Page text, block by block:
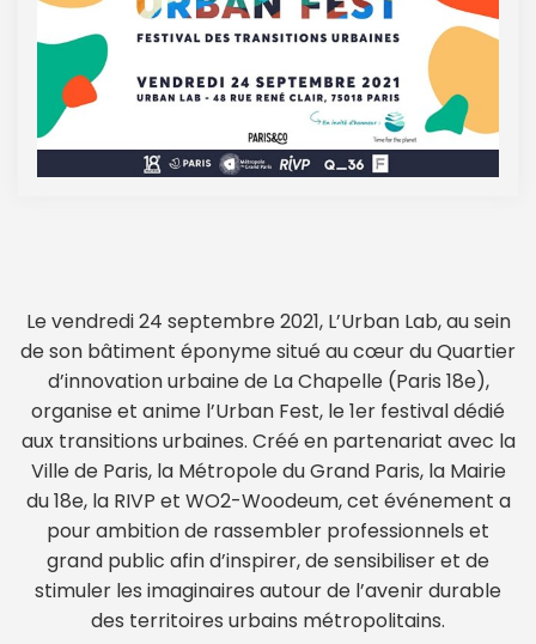
Le vendredi 24 septembre 2021, L’Urban Lab, au sein
de son bâtiment éponyme situé au cœur du Quartier
d’innovation urbaine de La Chapelle (Paris 18e),
organise et anime l’Urban Fest, le 1er festival dédié
aux transitions urbaines. Créé en partenariat avec la
Ville de Paris, la Métropole du Grand Paris, la Mairie
du 18e, la RIVP et WO2-Woodeum, cet événement a
pour ambition de rassembler professionnels et
grand public afin d’inspirer, de sensibiliser et de
stimuler les imaginaires autour de l’avenir durable
des territoires urbains métropolitains.